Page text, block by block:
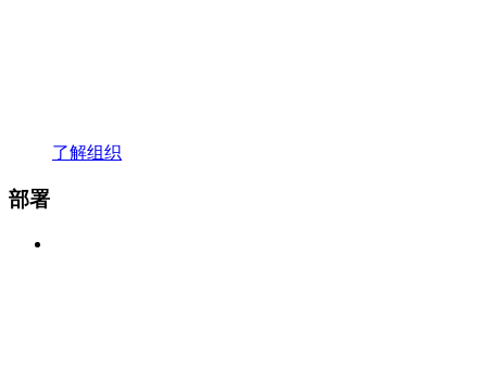
了解组织
部署